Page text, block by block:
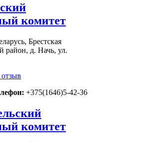
комитет
Брестская
район, д. Начь, ул.
+375(1646)5-42-36
комитет